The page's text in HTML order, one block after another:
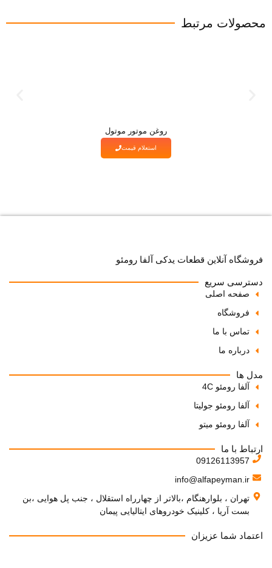
محصولات مرتبط
روغن موتور موتول
استعلام قیمت
فروشگاه آنلاین قطعات یدکی آلفا رومئو
دسترسی سریع
صفحه اصلی
فروشگاه
تماس با ما
درباره ما
مدل ها
آلفا رومئو 4C
آلفا رومئو جولیتا
آلفا رومئو میتو
ارتباط با ما
09126113957
info@alfapeyman.ir
تهران ، بلوارهنگام ،بالاتر از چهارراه استقلال ، جنب پل هوایی ،بن
بست آریا ، کلینیک خودروهای ایتالیایی پیمان
اعتماد شما عزیزان